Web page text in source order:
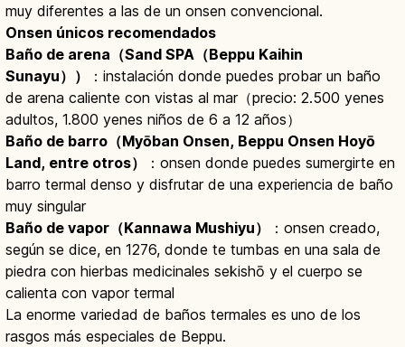
muy diferentes a las de un onsen convencional.
Onsen únicos recomendados
Baño de arena（Sand SPA（Beppu Kaihin
Sunayu））
：instalación donde puedes probar un baño
de arena caliente con vistas al mar（precio: 2.500 yenes
adultos, 1.800 yenes niños de 6 a 12 años）
Baño de barro（Myōban Onsen, Beppu Onsen Hoyō
Land, entre otros）
：onsen donde puedes sumergirte en
barro termal denso y disfrutar de una experiencia de baño
muy singular
Baño de vapor（Kannawa Mushiyu）
：onsen creado,
según se dice, en 1276, donde te tumbas en una sala de
piedra con hierbas medicinales sekishō y el cuerpo se
calienta con vapor termal
La enorme variedad de baños termales es uno de los
rasgos más especiales de Beppu.